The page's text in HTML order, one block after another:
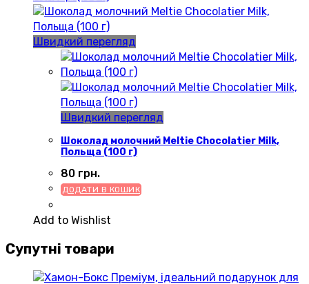
Швидкий перегляд
Швидкий перегляд
Шоколад молочний Meltie Chocolatier Milk,
Польща (100 г)
80 грн.
ДОДАТИ В КОШИК
Add to Wishlist
Супутні товари